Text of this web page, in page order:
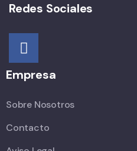
Redes Sociales
Empresa
Sobre Nosotros
Contacto